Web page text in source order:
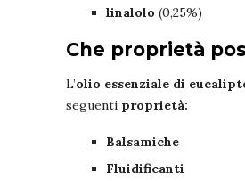
linalolo (0,25%)
Che proprietà
L’olio essenziale di
seguenti proprietà:
Balsamiche
Fluidificanti